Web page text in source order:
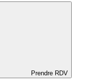
Prendre RDV